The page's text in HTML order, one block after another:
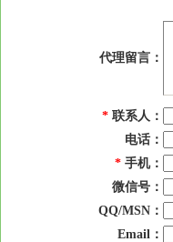
代理留言：
* 联系人：
电话：
* 手机：
微信号：
QQ/MSN：
Email：